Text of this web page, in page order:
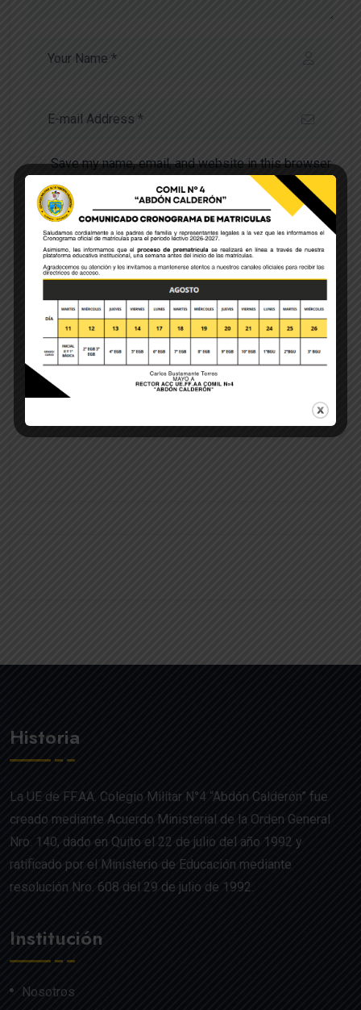
Save my name, email, and website in this browser
for the next time I comment.
POST COMMENT
Historia
La UE de FF.AA. Colegio Militar N°4 “Abdón Calderón” fue
creado mediante Acuerdo Ministerial de la Orden General
Nro. 140, dado en Quito el 22 de julio del año 1992 y
ratificado por el Ministerio de Educación mediante
resolución Nro. 608 del 29 de julio de 1992.
Institución
Nosotros